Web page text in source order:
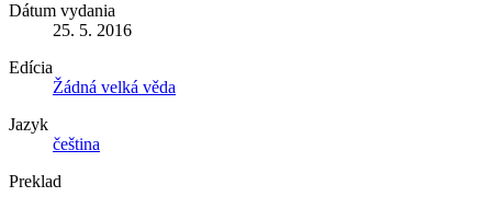
Dátum vydania
25. 5. 2016
Edícia
Žádná velká věda
Jazyk
čeština
Preklad